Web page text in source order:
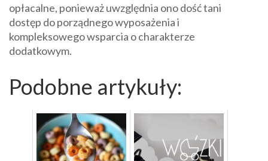
opłacalne, ponieważ uwzględnia ono dość tani
dostęp do porządnego wyposażenia i
kompleksowego wsparcia o charakterze
dodatkowym.
Podobne artykuły: